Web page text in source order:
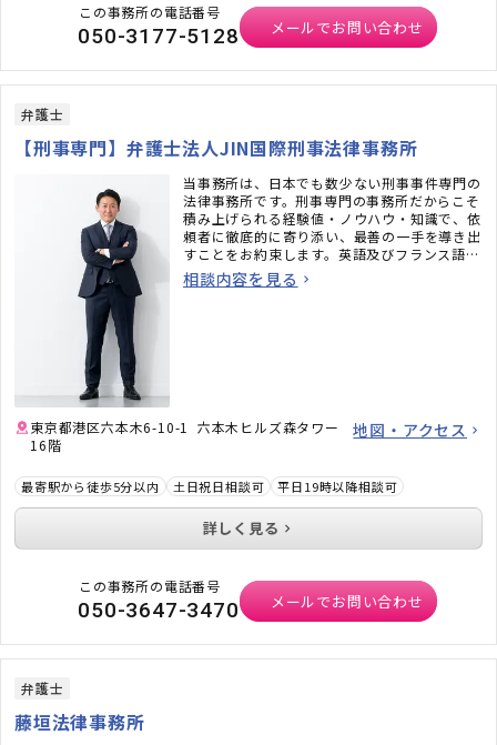
この事務所の電話番号
050-3177-5128 メールでお問い合わせ
弁護士
【刑事専門】弁護士法人JIN国際刑事法律事務所
当事務所は、日本でも数少ない刑事事件専門の
法律事務所です。刑事専門の事務所だからこそ
積み上げられる経験値・ノウハウ・知識で、依
頼者に徹底的に寄り添い、最善の一手を導き出
すことをお約束します。英語及びフランス語の
対応も可能です。
相談内容を見る
東京都港区六本木6-10-1 六本木ヒルズ森タワー
16階
地図・アクセス
最寄駅から徒歩5分以内 土日祝日相談可 平日19時以降相談可
詳しく見る
この事務所の電話番号
050-3647-3470 メールでお問い合わせ
弁護士
藤垣法律事務所